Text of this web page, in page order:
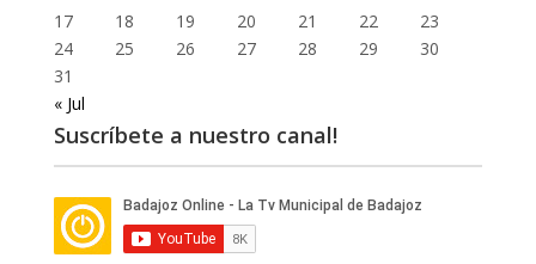
17
18 19 20 21 22
23
24
25 26 27 28 29
30
31
« Jul
Suscríbete a nuestro canal!